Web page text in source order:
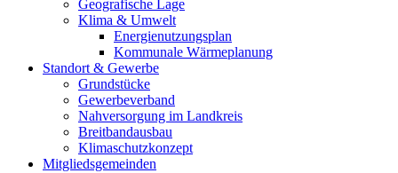
Geografische Lage
Klima & Umwelt
Energienutzungsplan
Kommunale Wärmeplanung
Standort & Gewerbe
Grundstücke
Gewerbeverband
Nahversorgung im Landkreis
Breitbandausbau
Klimaschutzkonzept
Mitgliedsgemeinden